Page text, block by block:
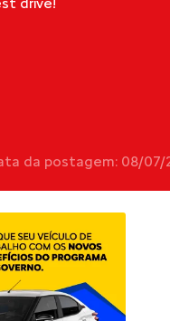
da postagem: 08/07/